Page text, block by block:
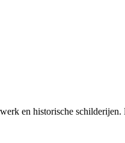
en historische schilderijen.